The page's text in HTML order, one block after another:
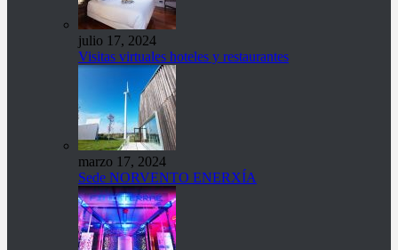
julio 17, 2024
Visitas virtuales hoteles y restaurantes
marzo 17, 2024
Sede NORVENTO ENERXÍA